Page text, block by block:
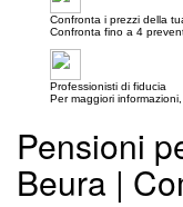
Confronta i prezzi della
Confronta fino a 4
Professionisti di fiducia
Per maggiori
Pensioni
Beura |